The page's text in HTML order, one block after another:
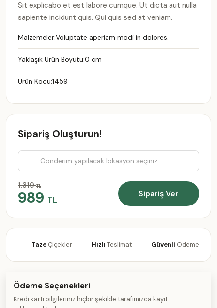
Sit explicabo et est labore cumque. Ut dicta aut nulla
sapiente incidunt quis. Qui quis sed at veniam.
Malzemeler:Voluptate aperiam modi in dolores.
Yaklaşık Ürün Boyutu:0 cm
Ürün Kodu:1459
Sipariş Oluşturun!
1.319TL
989 TL
Sipariş Ver
TazeÇiçekler Hızlı Teslimat Güvenli Ödeme
Ödeme Seçenekleri
Kredi kartı bilgileriniz hiçbir şekilde tarafımızca kayıt